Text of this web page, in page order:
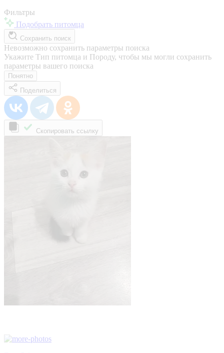
Фильтры
Подобрать питомца
Сохранить поиск
Невозможно сохранить параметры поиска
Укажите Тип питомца и Породу, чтобы мы могли сохранить
параметры вашего поиска
Понятно
Поделиться
Скопировать ссылку